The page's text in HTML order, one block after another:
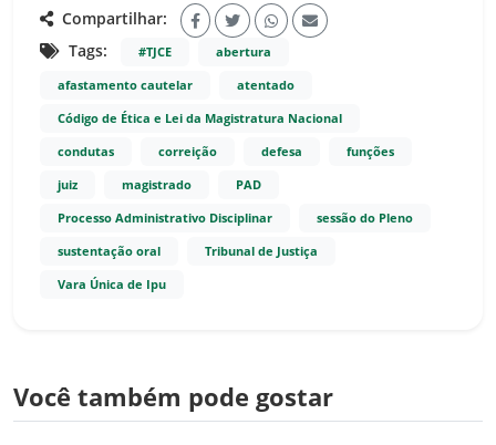
Compartilhar:
Tags:
#TJCE abertura
afastamento cautelar atentado
Código de Ética e Lei da Magistratura Nacional
condutas correição defesa funções
juiz magistrado PAD
Processo Administrativo Disciplinar sessão do Pleno
sustentação oral Tribunal de Justiça
Vara Única de Ipu
Você também pode gostar